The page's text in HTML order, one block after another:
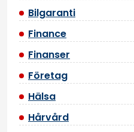
Bilgaranti
Finance
Finanser
Företag
Hälsa
Hårvård